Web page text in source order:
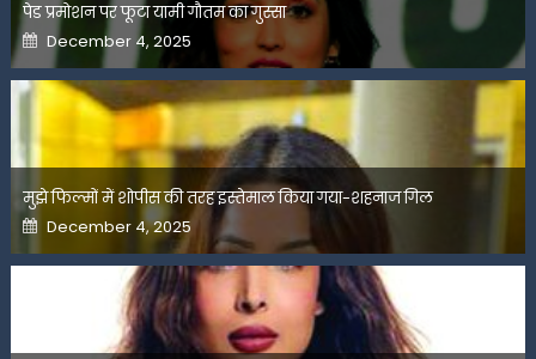
पेड प्रमोशन पर फूटा यामी गौतम का गुस्सा
Posted
on
December 4, 2025
मुझे फिल्मों में शोपीस की तरह इस्तेमाल किया गया-शहनाज गिल
Posted
on
December 4, 2025